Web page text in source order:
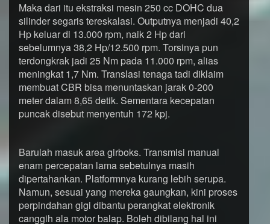
Maka dari itu ekstraksi mesin 250 cc DOHC dua
silinder segaris tereskalasi. Outputnya menjadi 40,2
Hp keluar di 13.000 rpm, naik 2 Hp dari
sebelumnya 38,2 Hp/12.500 rpm. Torsinya pun
terdongkrak jadi 25 Nm pada 11.000 rpm, alias
meningkat 1,7 Nm. Translasi tenaga tadi diklaim
membuat CBR bisa menuntaskan jarak 0-200
meter dalam 8,65 detik. Sementara kecepatan
puncak disebut menyentuh 172 kpj.
Barulah masuk area girboks. Transmisi manual
enam percepatan lama sebetulnya masih
dipertahankan. Platformnya kurang lebih serupa.
Namun, sesuai yang mereka gaungkan, kini proses
perpindahan gigi dibantu perangkat elektronik
canggih ala motor balap. Boleh dibilang hal ini